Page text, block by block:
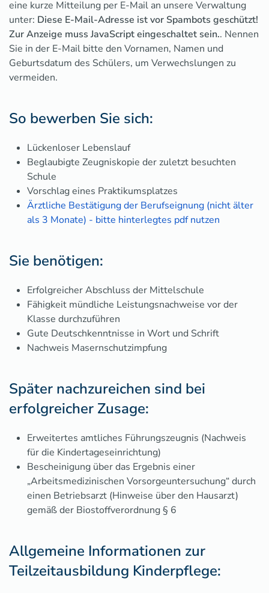
eine kurze Mitteilung per E-Mail an unsere Verwaltung
unter: Diese E-Mail-Adresse ist vor Spambots geschützt!
Zur Anzeige muss JavaScript eingeschaltet sein.. Nennen
Sie in der E-Mail bitte den Vornamen, Namen und
Geburtsdatum des Schülers, um Verwechslungen zu
vermeiden.
So bewerben Sie sich:
Lückenloser Lebenslauf
Beglaubigte Zeugniskopie der zuletzt besuchten
Schule
Vorschlag eines Praktikumsplatzes
Ärztliche Bestätigung der Berufseignung (nicht älter
als 3 Monate) - bitte hinterlegtes pdf nutzen
Sie benötigen:
Erfolgreicher Abschluss der Mittelschule
Fähigkeit mündliche Leistungsnachweise vor der
Klasse durchzuführen
Gute Deutschkenntnisse in Wort und Schrift
Nachweis Masernschutzimpfung
Später nachzureichen sind bei
erfolgreicher Zusage:
Erweitertes amtliches Führungszeugnis (Nachweis
für die Kindertageseinrichtung)
Bescheinigung über das Ergebnis einer
„Arbeitsmedizinischen Vorsorgeuntersuchung“ durch
einen Betriebsarzt (Hinweise über den Hausarzt)
gemäß der Biostoffverordnung § 6
Allgemeine Informationen zur
Teilzeitausbildung Kinderpflege: